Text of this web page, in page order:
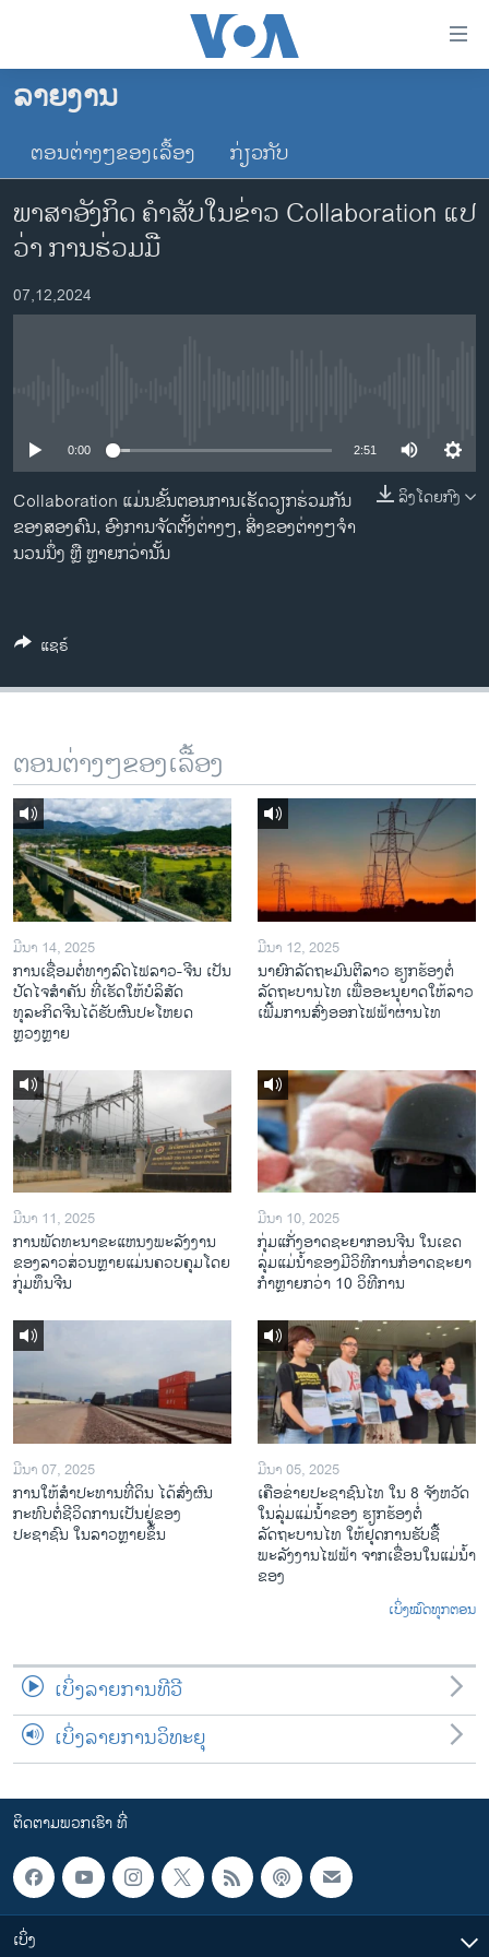
ເຂົ້າ
ຂ້າມ
ຂ້າມ
ໄປ
ຫາ
ຊອກ
ຄົ້ນ
ໂຮມເພຈ
ລາວ
ອາເມຣິກາ
ການເລືອກຕັ້ງ ປະທານາທີບໍດີ ສະຫະລັດ 2024
ໂລກ
ຊຸມຊົນຊາວລາວ
ວິທະຍາສາດ-ເທັກໂນໂລຈີ
ທຸລະກິດ
ລາຍງານ
ພາສາຕ່າງໆ
ລາຍງານ
ຕອນຕ່າງໆຂອງເລື້ອງ ກ່ຽວກັບ
ພາສາອັງກິດ ຄໍາສັບໃນຂ່າວ Collaboration ແປ
ວ່າ ການຮ່ວມມື
07,12,2024
0:00 2:51
ລິງໂດຍກົງ
Collaboration ແມ່ນຂັ້ນຕອນການເຮັດວຽກຮ່ວມກັນ
ຂອງສອງຄົນ, ອົງການຈັດຕັ້ງຕ່າງໆ, ສິ່ງຂອງຕ່າງໆຈໍາ
ນວນນຶ່ງ ຫຼື ຫຼາຍກວ່ານັ້ນ
ແຊຣ໌
ຕອນຕ່າງໆຂອງເລື້ອງ
ມີນາ 14, 2025
ການເຊື່ອມຕໍ່ທາງລົດໄຟລາວ-ຈີນ ເປັນ
ປັດໄຈສໍາຄັນ ທີ່ເຮັດໃຫ້ບໍລິສັດ
ທຸລະກິດຈີນໄດ້ຮັບຜົນປະໂຫຍດ
ຫຼວງຫຼາຍ
ມີນາ 12, 2025
ນາຍົກລັດຖະມົນຕີລາວ ຮຽກຮ້ອງຕໍ່
ລັດຖະບານໄທ ເພື່ອອະນຸຍາດໃຫ້ລາວ
ເພີ້ມການສົ່ງອອກໄຟຟ້າຜ່ານໄທ
ມີນາ 11, 2025
ການພັດທະນາຂະແຫນງພະລັງງານ
ຂອງລາວສ່ວນຫຼາຍແມ່ນຄວບຄຸມໂດຍ
ກຸ່ມທຶນຈີນ
ມີນາ 10, 2025
ກຸ່ມແກັ່ງອາດຊະຍາກອນຈີນ ໃນເຂດ
ລຸ່ມແມ່ນໍ້າຂອງມີວິທີການກໍ່ອາດຊະຍາ
ກຳຫຼາຍກວ່າ 10 ວິທີການ
ມີນາ 07, 2025
ການໃຫ້ສໍາປະທານທີ່ດິນ ໄດ້ສົ່ງຜົນ
ກະທົບຕໍ່ຊີວິດການເປັນຢູ່ຂອງ
ປະຊາຊົນ ໃນລາວຫຼາຍຂຶ້ນ
ມີນາ 05, 2025
ເຄືອ​ຂ່າຍ​ປະຊາຊົນໄທ​ ໃນ 8 ຈັງຫວັດ
ໃນ​ລຸ່ມ​ແມ່​ນ້ຳ​ຂອງ ຮຽກຮ້ອງຕໍ່
ລັດຖະບານໄທ ໃຫ້ຢຸດການຮັບຊື້
ພະລັງງານໄຟຟ້າ ຈາກເຂື່ອນໃນແມ່ນ້ຳ
ຂອງ
ເບິ່ງໝົດທຸກຕອນ
ເບິ່ງລາຍການທີວີ
ເບິ່ງລາຍການວິທະຍຸ
ຕິດຕາມພວກເຮົາ ທີ່
ເບິ່ງ